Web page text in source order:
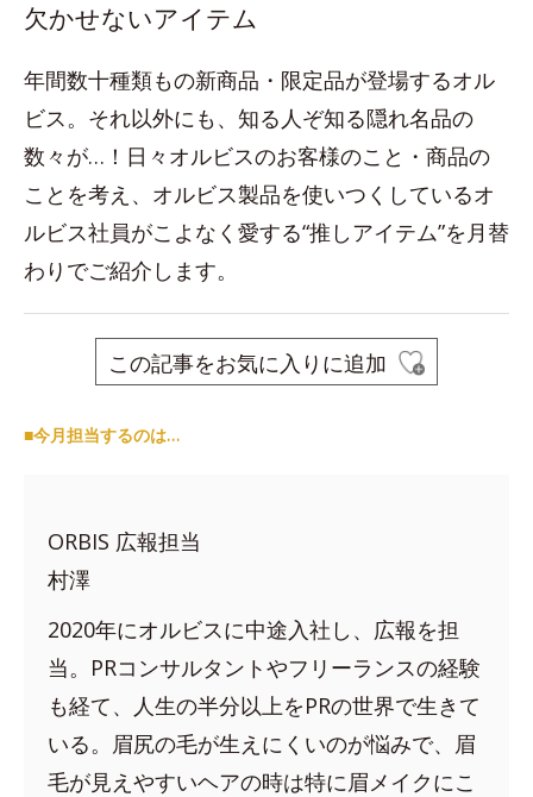
欠かせないアイテム
年間数十種類もの新商品・限定品が登場するオル
ビス。それ以外にも、知る人ぞ知る隠れ名品の
数々が…！日々オルビスのお客様のこと・商品の
ことを考え、オルビス製品を使いつくしているオ
ルビス社員がこよなく愛する“推しアイテム”を月替
わりでご紹介します。
この記事をお気に入りに追加
■今月担当するのは…
ORBIS 広報担当
村澤
2020年にオルビスに中途入社し、広報を担
当。PRコンサルタントやフリーランスの経験
も経て、人生の半分以上をPRの世界で生きて
いる。眉尻の毛が生えにくいのが悩みで、眉
毛が見えやすいヘアの時は特に眉メイクにこ